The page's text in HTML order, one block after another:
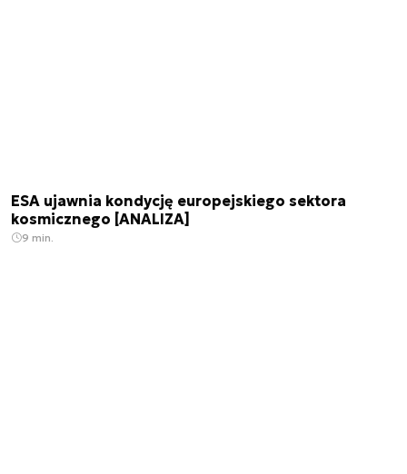
ESA ujawnia kondycję europejskiego sektora
kosmicznego [ANALIZA]
9 min.